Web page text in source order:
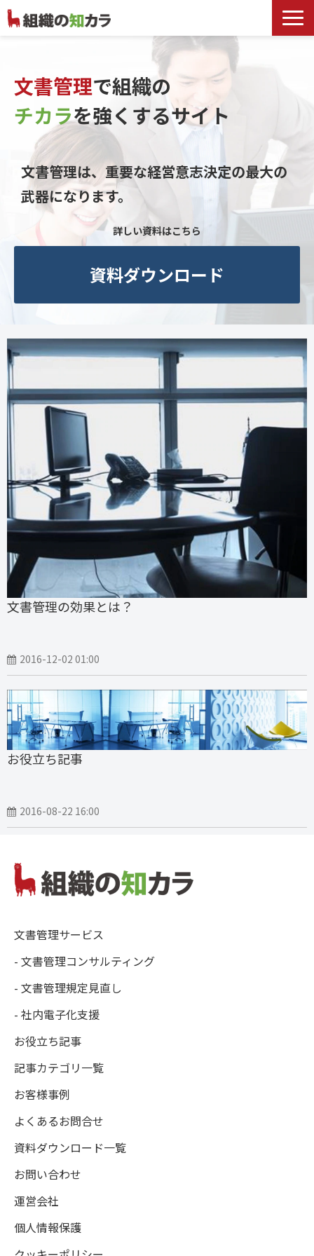
文書管理サービス
お役立ち記事
記事カテゴリ一覧
よくあるお問合せ
文書管理で組織の
チカラを強くするサイト
文書管理は、重要な経営意志決定の最大の
武器になります。
詳しい資料はこちら
資料ダウンロード
文書管理の効果とは？
2016-12-02 01:00
お役立ち記事
2016-08-22 16:00
文書管理サービス
- 文書管理コンサルティング
- 文書管理規定見直し
- 社内電子化支援
お役立ち記事
記事カテゴリ一覧
お客様事例
よくあるお問合せ
資料ダウンロード一覧
お問い合わせ
運営会社
個人情報保護